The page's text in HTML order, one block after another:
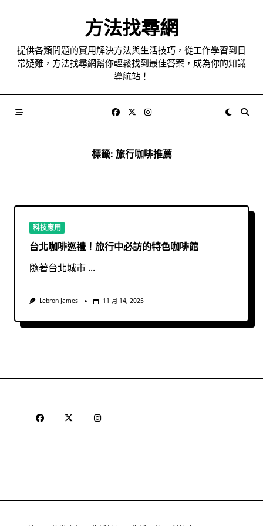
方法找尋網
提供各類問題的實用解決方法與生活技巧，從工作學習到日
常疑難，方法找尋網幫你輕鬆找到最佳答案，成為你的知識
導航站！
標籤: 旅行咖啡推薦
科技應用
台北咖啡巡禮！旅行中必訪的特色咖啡館
隨著台北城市 ...
Lebron James 11 月 14, 2025